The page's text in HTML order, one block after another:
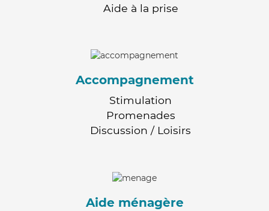
Aide à la prise
Accompagnement
Stimulation
Promenades
Discussion / Loisirs
Aide ménagère